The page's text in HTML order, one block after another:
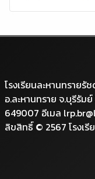
โรงเรียนละหานทรายรั
อ.ละหานทราย จ.บุรีรัม
649007 อีเมล
ลิขสิทธิ์ © 2567 โรงเรี